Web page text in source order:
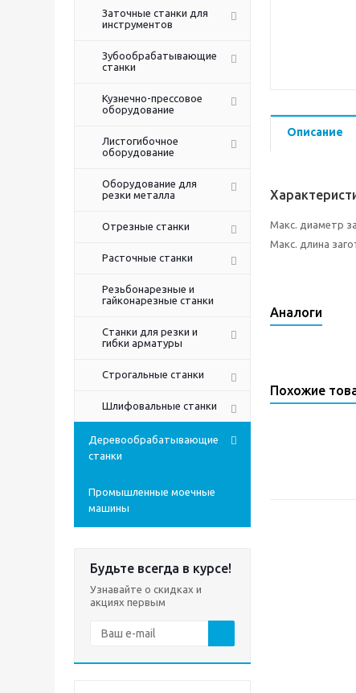
Заточные станки для
инструментов
Зубообрабатывающие
станки
Кузнечно-прессовое
оборудование
Листогибочное
оборудование
Оборудование для
резки металла
Отрезные станки
Расточные станки
Резьбонарезные и
гайконарезные станки
Станки для резки и
гибки арматуры
Строгальные станки
Шлифовальные станки
Деревообрабатывающие
станки
Промышленные моечные
машины
Будьте всегда в курсе!
Узнавайте о скидках и
акциях первым
Описание
Макс. диаметр
Макс. длина
Аналоги
Похожие